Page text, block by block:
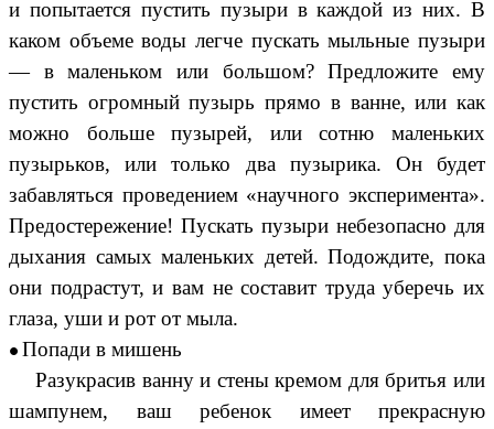
и попытается пустить пузыри в каждой из них. В
каком объеме воды легче пускать мыльные пузыри
— в маленьком или большом? Предложите ему
пустить огромный пузырь прямо в ванне, или как
можно больше пузырей, или сотню маленьких
пузырьков, или только два пузырика. Он будет
забавляться проведением «научного эксперимента».
Предостережение! Пускать пузыри небезопасно для
дыхания самых маленьких детей. Подождите, пока
они подрастут, и вам не составит труда уберечь их
глаза, уши и рот от мыла.
Попади в мишень
Разукрасив ванну и стены кремом для бритья или
шампунем, ваш ребенок имеет прекрасную